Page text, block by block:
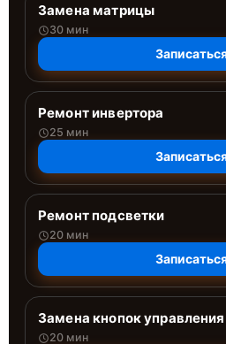
Замена матрицы
30 мин
Ремонт инвертора
25 мин
Ремонт подсветки
20 мин
Замена кнопок управления
20 мин